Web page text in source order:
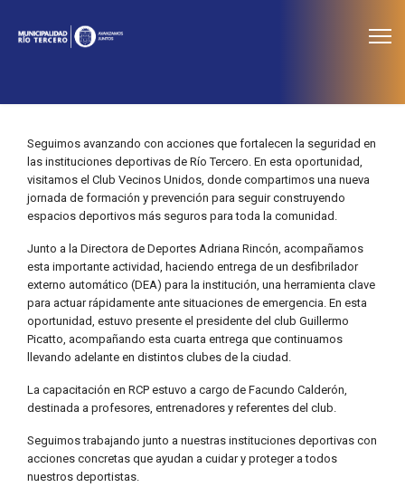
Seguimos avanzando con acciones que fortalecen la seguridad en
las instituciones deportivas de Río Tercero. En esta oportunidad,
visitamos el Club Vecinos Unidos, donde compartimos una nueva
jornada de formación y prevención para seguir construyendo
espacios deportivos más seguros para toda la comunidad.
Junto a la Directora de Deportes Adriana Rincón, acompañamos
esta importante actividad, haciendo entrega de un desfibrilador
externo automático (DEA) para la institución, una herramienta clave
para actuar rápidamente ante situaciones de emergencia. En esta
oportunidad, estuvo presente el presidente del club Guillermo
Picatto, acompañando esta cuarta entrega que continuamos
llevando adelante en distintos clubes de la ciudad.
La capacitación en RCP estuvo a cargo de Facundo Calderón,
destinada a profesores, entrenadores y referentes del club.
Seguimos trabajando junto a nuestras instituciones deportivas con
acciones concretas que ayudan a cuidar y proteger a todos
nuestros deportistas.